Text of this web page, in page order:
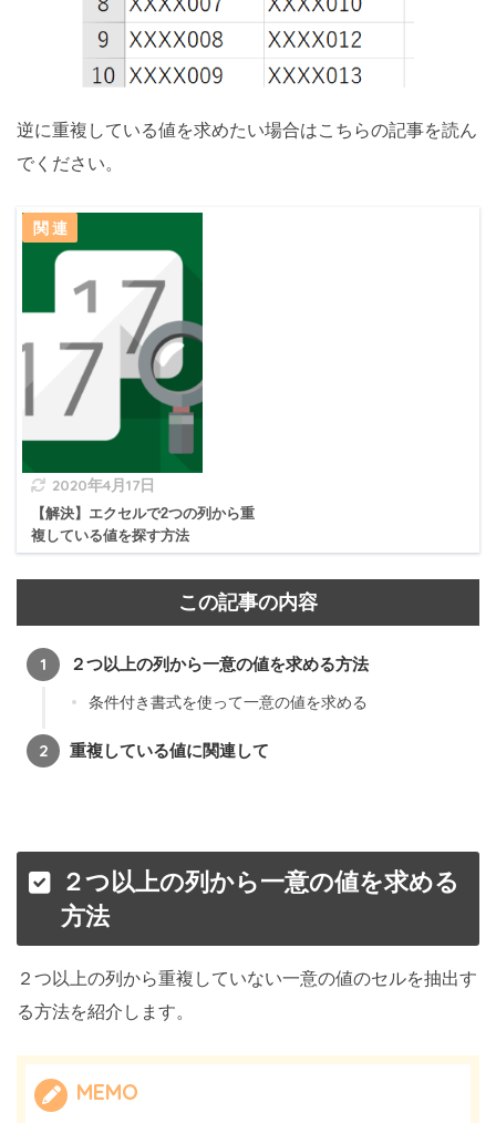
逆に重複している値を求めたい場合はこちらの記事を読ん
でください。
2020年4月17日
【解決】エクセルで2つの列から重
複している値を探す方法
この記事の内容
２つ以上の列から一意の値を求める方法
条件付き書式を使って一意の値を求める
重複している値に関連して
２つ以上の列から一意の値を求める
方法
２つ以上の列から重複していない一意の値のセルを抽出す
る方法を紹介します。
MEMO